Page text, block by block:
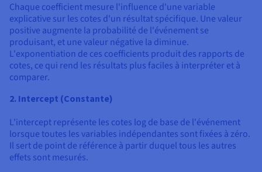
Chaque coefficient mesure l'influence d'une variable
explicative sur les cotes d'un résultat spécifique. Une valeur
positive augmente la probabilité de l'événement se
produisant, et une valeur négative la diminue.
L'exponentiation de ces coefficients produit des rapports de
cotes, ce qui rend les résultats plus faciles à interpréter et à
comparer.
2. Intercept (Constante)
L'intercept représente les cotes log de base de l'événement
lorsque toutes les variables indépendantes sont fixées à zéro.
Il sert de point de référence à partir duquel tous les autres
effets sont mesurés.